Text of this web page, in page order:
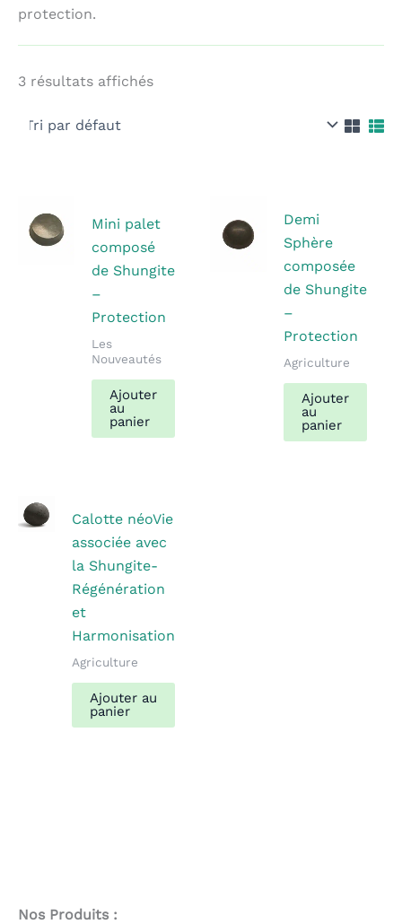
Nos Produits :
protection.
3 résultats affichés
Mini palet
composé
de Shungite
–
Protection
Les
Nouveautés
Ajouter
au
panier
Demi
Sphère
composée
de Shungite
–
Protection
Agriculture
Ajouter
au
panier
Calotte néoVie
associée avec
la Shungite-
Régénération
et
Harmonisation
Agriculture
Ajouter au
panier